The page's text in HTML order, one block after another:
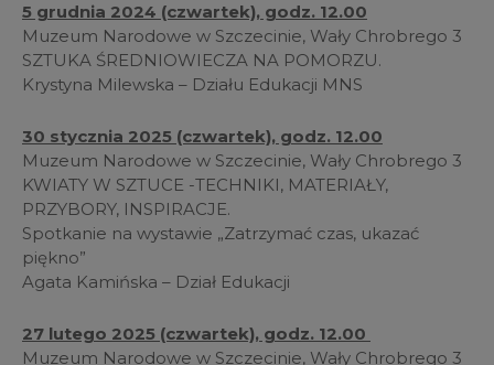
5 grudnia 2024 (czwartek), godz. 12.00
Muzeum Narodowe w Szczecinie, Wały Chrobrego 3
SZTUKA ŚREDNIOWIECZA NA POMORZU.
Krystyna Milewska – Działu Edukacji MNS
30 stycznia 2025 (czwartek), godz. 12.00
Muzeum Narodowe w Szczecinie, Wały Chrobrego 3
KWIATY W SZTUCE -TECHNIKI, MATERIAŁY,
PRZYBORY, INSPIRACJE.
Spotkanie na wystawie „Zatrzymać czas, ukazać
piękno”
Agata Kamińska – Dział Edukacji
27 lutego 2025 (czwartek), godz. 12.00
Muzeum Narodowe w Szczecinie, Wały Chrobrego 3